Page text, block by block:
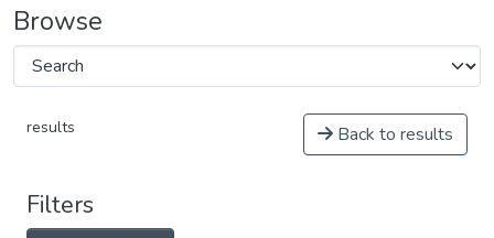
Browse
results Back to results
Filters